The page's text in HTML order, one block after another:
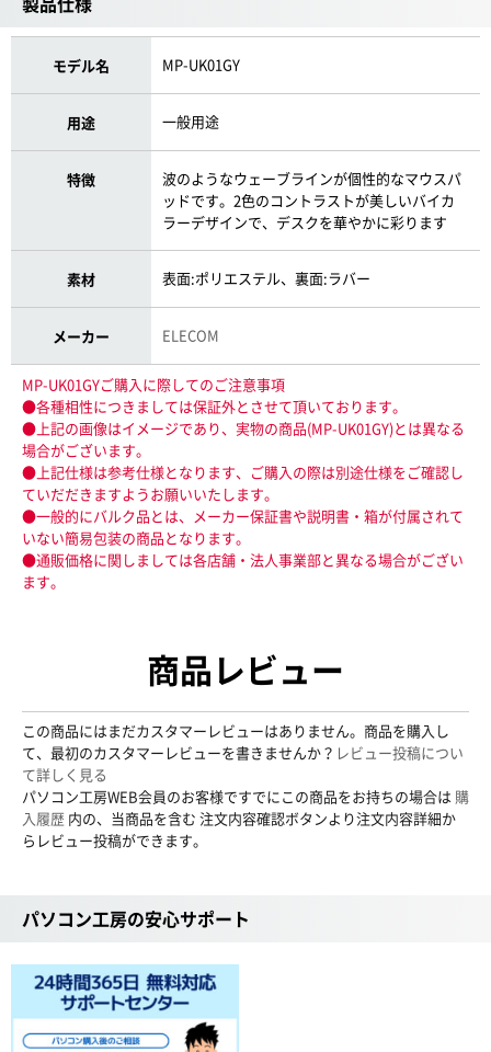
モデル名 MP-UK01GY
用途 一般用途
特徴
波のようなウェーブラインが個性的なマウスパ
ッドです。2色のコントラストが美しいバイカ
ラーデザインで、デスクを華やかに彩ります
素材 表面:ポリエステル、裏面:ラバー
メーカー ELECOM
MP-UK01GYご購入に際してのご注意事項
●各種相性につきましては保証外とさせて頂いております。
●上記の画像はイメージであり、実物の商品(MP-UK01GY)とは異なる
場合がございます。
●上記仕様は参考仕様となります、ご購入の際は別途仕様をご確認し
ていだだきますようお願いいたします。
●一般的にバルク品とは、メーカー保証書や説明書・箱が付属されて
いない簡易包装の商品となります。
●通販価格に関しましては各店舗・法人事業部と異なる場合がござい
ます。
商品レビュー
この商品にはまだカスタマーレビューはありません。商品を購入し
て、最初のカスタマーレビューを書きませんか？ レビュー投稿につい
て詳しく見る
パソコン工房WEB会員のお客様ですでにこの商品をお持ちの場合は 購
入履歴 内の、当商品を含む 注文内容確認ボタンより注文内容詳細か
らレビュー投稿ができます。
パソコン工房の安心サポート